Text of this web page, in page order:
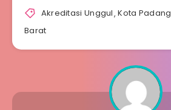
Akreditasi Unggul,Kota Padang
Barat